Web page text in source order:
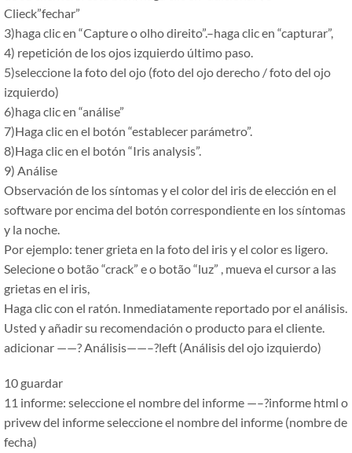
Clieck”fechar”
3)haga clic en “Capture o olho direito”.–haga clic en “capturar”,
4) repetición de los ojos izquierdo último paso.
5)seleccione la foto del ojo (foto del ojo derecho / foto del ojo
izquierdo)
6)haga clic en “análise”
7)Haga clic en el botón “establecer parámetro”.
8)Haga clic en el botón “Iris analysis”.
9) Análise
Observación de los síntomas y el color del iris de elección en el
software por encima del botón correspondiente en los síntomas
y la noche.
Por ejemplo: tener grieta en la foto del iris y el color es ligero.
Selecione o botão “crack” e o botão “luz” , mueva el cursor a las
grietas en el iris,
Haga clic con el ratón. Inmediatamente reportado por el análisis.
Usted y añadir su recomendación o producto para el cliente.
adicionar ——? Análisis——–?left (Análisis del ojo izquierdo)
10 guardar
11 informe: seleccione el nombre del informe —–?informe html o
privew del informe seleccione el nombre del informe (nombre de
fecha)